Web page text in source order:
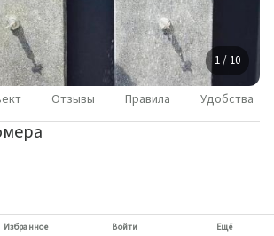
1 / 10
Отзывы Правила Удобства
Избранное Войти Ещё